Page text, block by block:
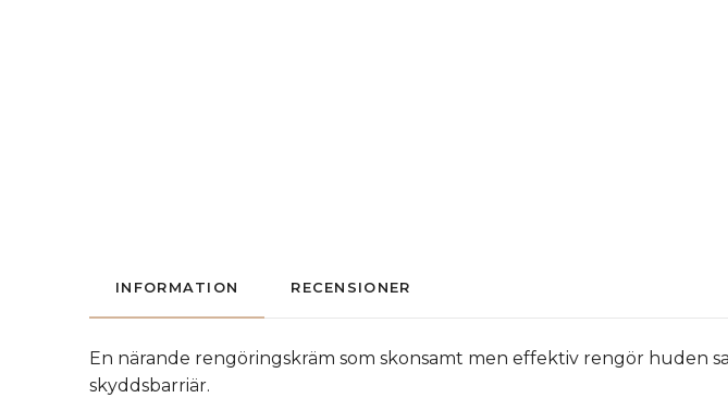
INFORMATION RECENSIONER
En närande rengöringskräm som skonsamt men effektiv rengör
skyddsbarriär.